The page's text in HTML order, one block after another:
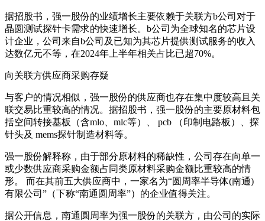
据招股书，强一股份的业绩增长主要依赖于关联方b公司对于
晶圆测试探针卡需求的快速增长。b公司为全球知名的芯片设
计企业，公司来自b公司及已知为其芯片提供测试服务的收入
达数亿元不等，在2024年上半年相关占比已超70%。
向关联方供应商采购存疑
与客户的情况相似，强一股份的供应商也存在集中度较高且关
联交易比重较高的情况。据招股书，强一股份的主要原材料包
括空间转接基板（含mlo、mlc等）、 pcb （印制电路板）、探
针头及 mems探针制造材料等。
强一股份解释称，由于部分原材料的稀缺性，公司存在向单一
或少数供应商采购金额占同类原材料采购金额比重较高的情
形。 而在其前五大供应商中，一家名为“圆周率半导体(南通)
有限公司”（下称“南通圆周率”）的企业值得关注。
据公开信息，南通圆周率为强一股份的关联方，由公司的实际